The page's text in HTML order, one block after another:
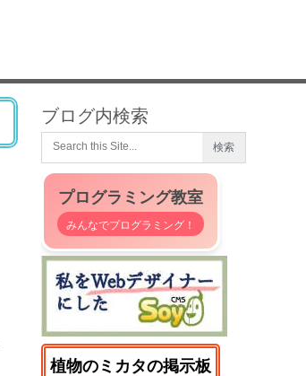
ブログ内検索
プログラミング教室
みんなでプログラミング！
植物のミカタの掲示板